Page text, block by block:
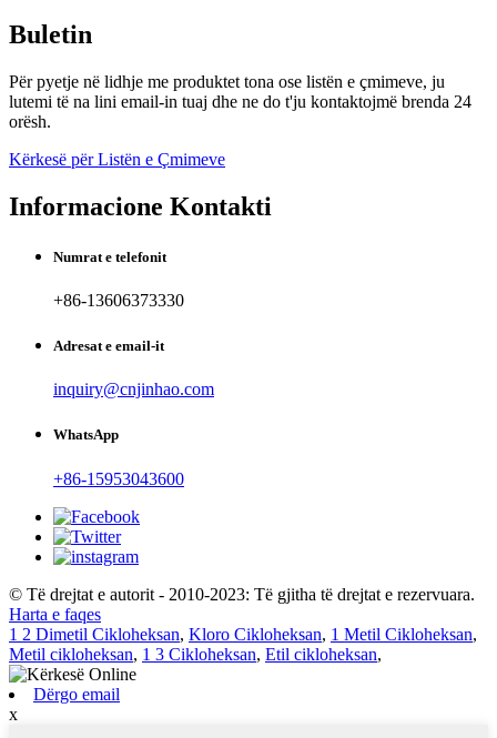
Buletin
Për pyetje në lidhje me produktet tona ose listën e çmimeve, ju
lutemi të na lini email-in tuaj dhe ne do t'ju kontaktojmë brenda 24
orësh.
Kërkesë për Listën e Çmimeve
Informacione Kontakti
Numrat e telefonit
+86-13606373330
Adresat e email-it
inquiry@cnjinhao.com
WhatsApp
+86-15953043600
© Të drejtat e autorit - 2010-2023: Të gjitha të drejtat e rezervuara.
Harta e faqes
1 2 Dimetil Cikloheksan, Kloro Cikloheksan, 1 Metil Cikloheksan,
Metil cikloheksan, 1 3 Cikloheksan, Etil cikloheksan,
Dërgo email
x